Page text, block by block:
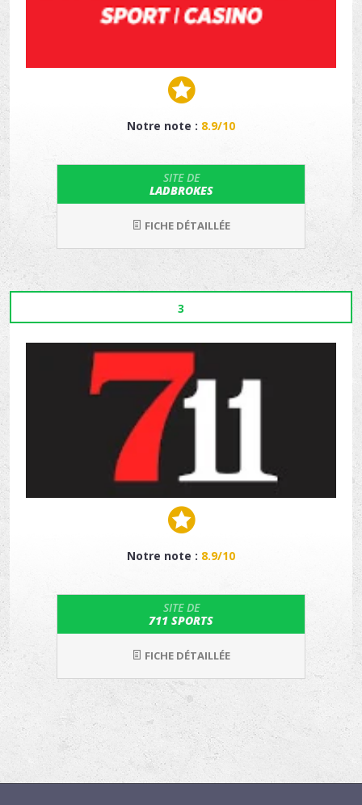
Notre note : 8.9/10
SITE DE
LADBROKES
FICHE DÉTAILLÉE
3
Notre note : 8.9/10
SITE DE
711 SPORTS
FICHE DÉTAILLÉE